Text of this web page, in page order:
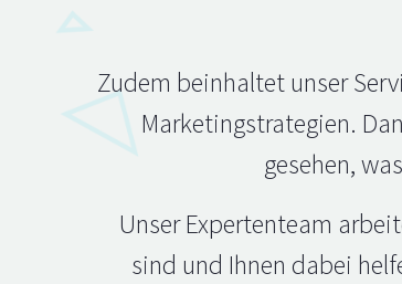
Zudem beinhaltet unser
Marketingstrategien.
gesehen,
Unser Expertenteam
sind und Ihnen dabei